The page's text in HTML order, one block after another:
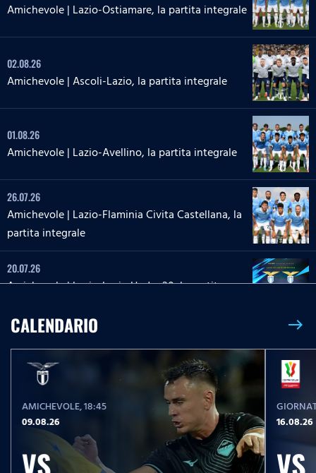
Amichevole | Lazio-Ostiamare, la partita integrale
02.08.26
Amichevole | Ascoli-Lazio, la partita integrale
01.08.26
Amichevole | Lazio-Avellino, la partita integrale
26.07.26
Amichevole | Lazio-Flaminia Civita Castellana, la
partita integrale
20.07.26
Amichevole | Lazio-Lazio Under 20, la partita
26.05.26
26 maggio 2013 | Roma-Lazio, la partita integrale
23.05.26
Serie A Enilive | Lazio-Pisa, la partita integrale
CALENDARIO east
AMICHEVOLE, 18:45
09.08.26
VS
16.08.26
VS